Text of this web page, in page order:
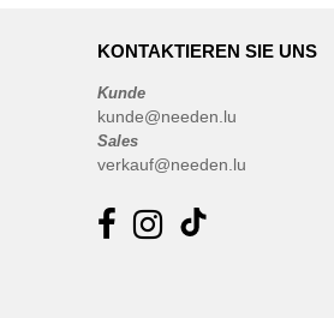
KONTAKTIEREN SIE UNS
Kunde
kunde@needen.lu
Sales
verkauf@needen.lu